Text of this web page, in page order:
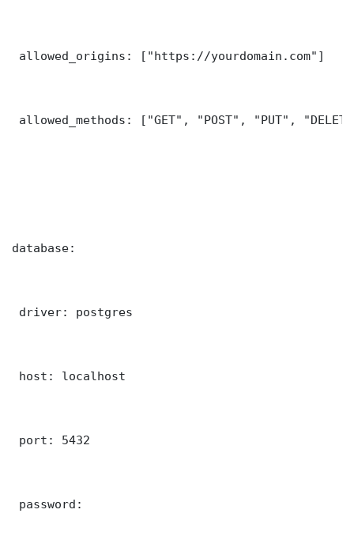
allowed_origins: ["https://yourdomain.com"]
allowed_methods: ["GET", "POST", "PUT",
database:
driver: postgres
host: localhost
port: 5432
password: